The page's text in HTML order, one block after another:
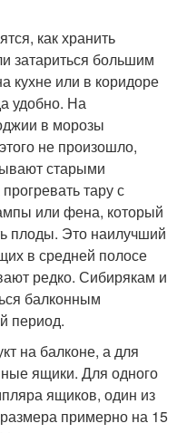
как хранить
затариться большим
кухне или в коридоре
удобно. На
в морозы
не произошло,
старыми
тару с
или фена, который
плоды. Это наилучший
в средней полосе
редко. Сибирякам и
балконным
период.
на балконе, а для
ящики. Для одного
ящиков, один из
примерно на 15